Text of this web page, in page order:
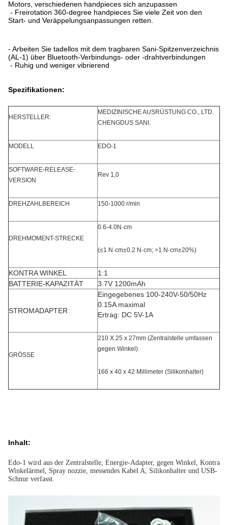
Motors, verschiedenen handpieces sich anzupassen
- Freirotation 360-degree handpieces Sie viele Zeit von den
Start- und Veräppelungsanpassungen retten.
- Arbeiten Sie tadellos mit dem tragbaren Sani-Spitzenverzeichnis
(AL-1) über Bluetooth-Verbindungs- oder -drahtverbindungen
- Ruhig und weniger vibrierend
Spezifikationen:
HERSTELLER:
MEDIZINISCHE AUSRÜSTUNG CO., LTD.
CHENGDUS SANI.
MODELL EDO-1
SOFTWARE-RELEASE-
VERSION
Rev 1,0
DREHZAHLBEREICH 150-1000 r/min
DREHMOMENT-STRECKE
0.6-4.0N·cm
(≤1 N·cm±0.2 N·cm; >1 N·cm±20%)
KONTRA WINKEL
1:1
BATTERIE-KAPAZITÄT
3.7V 1200mAh
STROMADAPTER
Eingegebenes 100-240V-50/50Hz
0.15A maximal
Ertrag: DC 5V-1A
GRÖSSE
210 X.25 x 27mm (Zentralstelle umfassen
gegen Winkel)
166 x 40 x 42 Millimeter (Silikonhalter)
Inhalt:
Edo-1 wird aus der Zentralstelle, Energie-Adapter, gegen Winkel, Kontra
Winkelärmel, Spray nozzie, messendes Kabel A, Silikonhalter und USB-
Schnur verfasst.